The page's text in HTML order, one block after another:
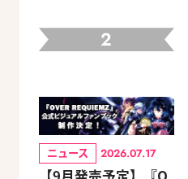
2
ニュース 2026.07.17